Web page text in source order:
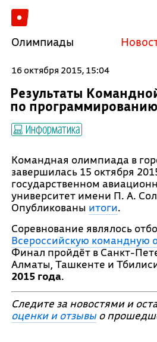
Олимпиады
16 октября 2015, 15:04
Результаты
по
Информатика
Командная олимпиада в
завершилась 15 октября
государственном
университет имени П. А.
Опубликованы итоги.
Соревнование являлось
Всероссийскую командную
Финал пройдёт в Санкт-
Алматы, Ташкенте и
2015 года.
Следите за новостями и
оценки и отзывыо